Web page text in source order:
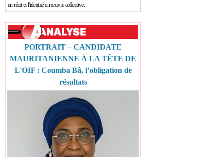
en récit et l'identité en œuvre collective.
PORTRAIT – CANDIDATE
MAURITANIENNE À LA TÊTE DE
L'OIF : Coumba Bâ, l’obligation de
résultats